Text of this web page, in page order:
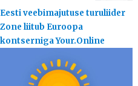
Eesti veebimajutuse turuliider
Zone liitub Euroopa
kontserniga Your.Online